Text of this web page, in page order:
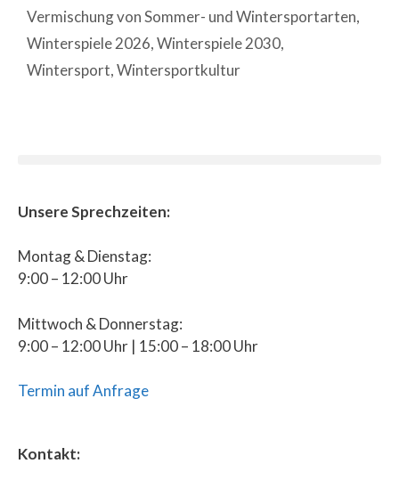
Vermischung von Sommer- und Wintersportarten,
Winterspiele 2026,Winterspiele 2030,
Wintersport,Wintersportkultur
Unsere Sprechzeiten:
Montag & Dienstag:
9:00 – 12:00 Uhr
Mittwoch & Donnerstag:
9:00 – 12:00 Uhr | 15:00 – 18:00 Uhr
Termin auf Anfrage
Kontakt: